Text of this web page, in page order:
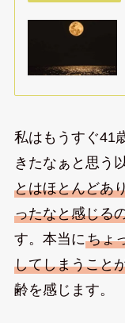
私はもうすぐ41
きたなぁと思う
とはほとんどあ
ったなと感じる
す。本当にちょ
してしまうこと
齢を感じます。